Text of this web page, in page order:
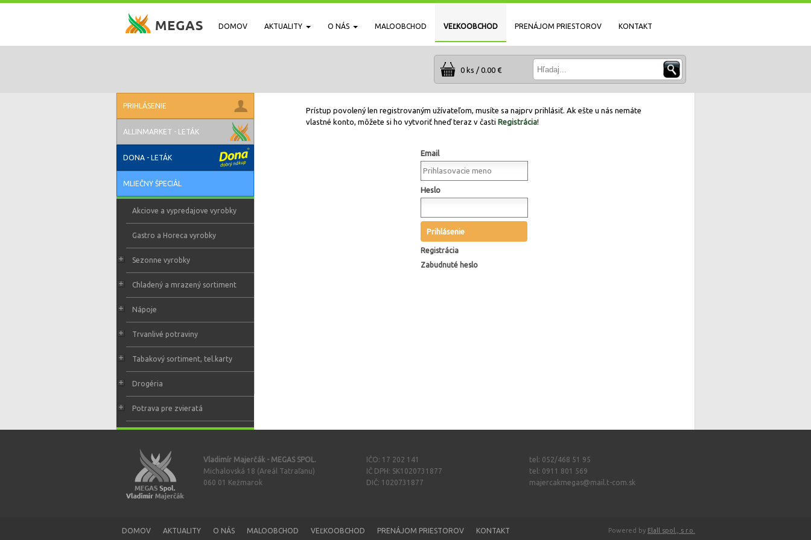
DOMOV AKTUALITY O NÁS MALOOBCHOD VEĽKOOBCHOD PRENÁJOM PRIESTOROV KONTAKT
0 ks / 0.00 €
PRIHLÁSENIE
ALLINMARKET - LETÁK
DONA - LETÁK
MLIEČNY ŠPECIÁL
Akciove a vypredajove vyrobky
Gastro a Horeca vyrobky
Sezonne vyrobky
Chladený a mrazený sortiment
Nápoje
Trvanlivé potraviny
Tabakový sortiment, tel.karty
Drogéria
Potrava pre zvieratá
Prístup povolený len registrovaným užívateľom, musíte sa najprv prihlásiť. Ak ešte u nás nemáte
vlastné konto, môžete si ho vytvoriť hneď teraz v časti Registrácia!
Email
Heslo
Prihlásenie
Registrácia
Zabudnuté heslo
Vladimír Majerčák - MEGAS SPOL.
Michalovská 18 (Areál Tatraľanu)
060 01 Kežmarok
IČO: 17 202 141
IČ DPH: SK1020731877
DIČ: 1020731877
tel: 052/468 51 95
tel: 0911 801 569
majercakmegas@mail.t-com.sk
DOMOV AKTUALITY O NÁS MALOOBCHOD VEĽKOOBCHOD PRENÁJOM PRIESTOROV KONTAKT Powered by Elall spol., s r.o.